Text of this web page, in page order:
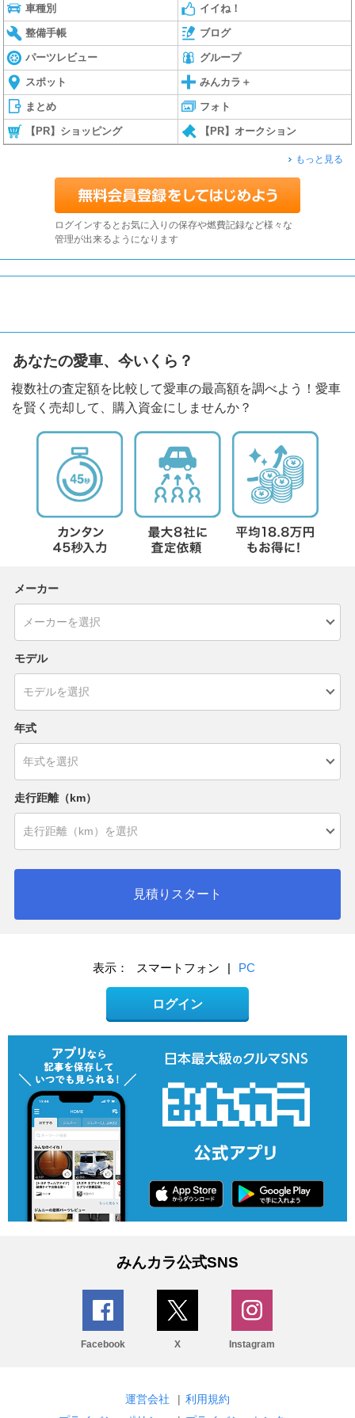
車種別 イイね！
整備手帳 ブログ
パーツレビュー グループ
スポット みんカラ＋
まとめ フォト
【PR】ショッピング 【PR】オークション
もっと見る
ログインするとお気に入りの保存や燃費記録など様々な
管理が出来るようになります
あなたの愛車、今いくら？
複数社の査定額を比較して愛車の最高額を調べよう！愛車
を賢く売却して、購入資金にしませんか？
メーカー
モデル
年式
走行距離（km）
見積りスタート
表示： スマートフォン | PC
ログイン
みんカラ公式SNS
Facebook X Instagram
運営会社 | 利用規約